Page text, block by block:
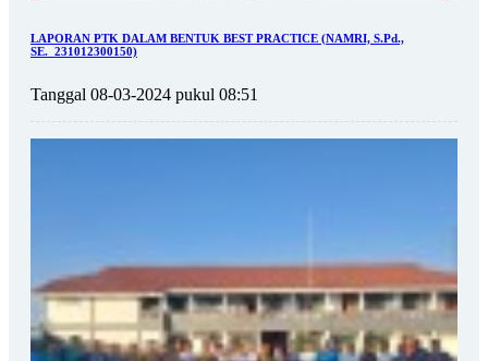
LAPORAN PTK DALAM BENTUK BEST PRACTICE (NAMRI, S.Pd.,
SE._231012300150)
Tanggal 08-03-2024 pukul 08:51